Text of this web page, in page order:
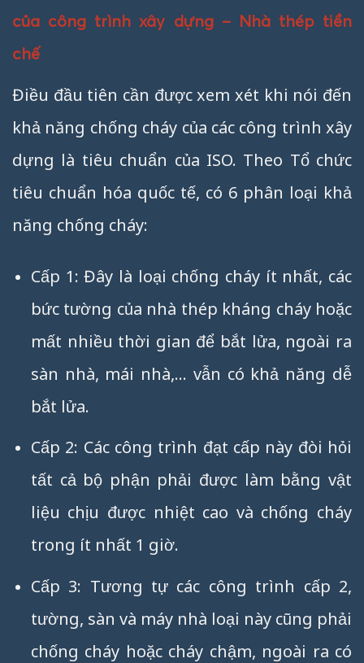
của công trình xây dựng – Nhà thép tiền
chế
Điều đầu tiên cần được xem xét khi nói đến
khả năng chống cháy của các công trình xây
dựng là tiêu chuẩn của ISO. Theo Tổ chức
tiêu chuẩn hóa quốc tế, có 6 phân loại khả
năng chống cháy:
Cấp 1: Đây là loại chống cháy ít nhất, các
bức tường của nhà thép kháng cháy hoặc
mất nhiều thời gian để bắt lửa, ngoài ra
sàn nhà, mái nhà,… vẫn có khả năng dễ
bắt lửa.
Cấp 2: Các công trình đạt cấp này đòi hỏi
tất cả bộ phận phải được làm bằng vật
liệu chịu được nhiệt cao và chống cháy
trong ít nhất 1 giờ.
Cấp 3: Tương tự các công trình cấp 2,
tường, sàn và máy nhà loại này cũng phải
chống cháy hoặc cháy chậm, ngoài ra có